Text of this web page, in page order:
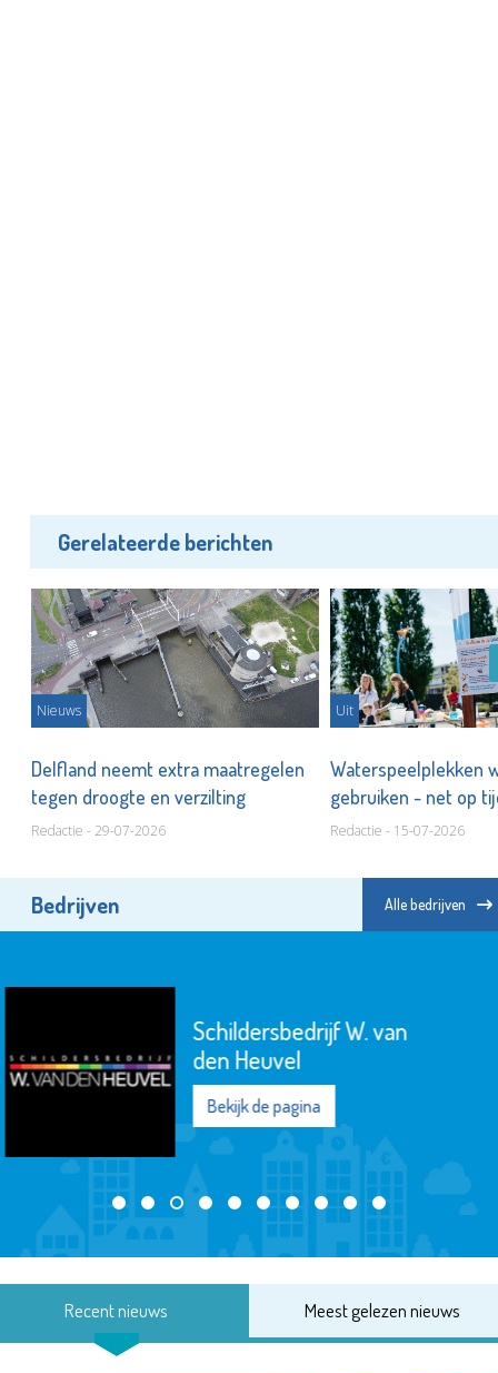
Gerelateerde berichten
Nieuws
Delfland neemt extra maatregelen
tegen droogte en verzilting
Redactie - 29-07-2026
Uit
Waterspeelplekken
gebruiken - net op
Redactie - 15-07-2026
Bedrijven Alle bedrijven
Chocolaterie &
Bonbonnerie Chobon
Bekijk de pagina
Recent nieuws Meest gelezen nieuws